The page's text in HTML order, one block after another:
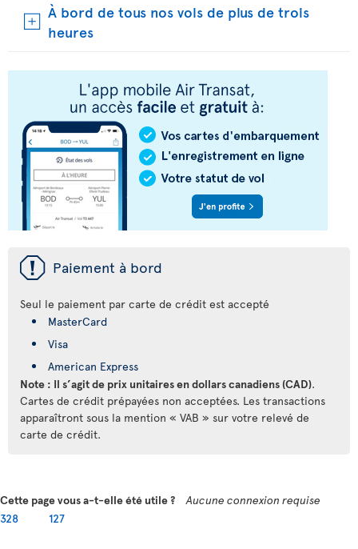
À bord de tous nos vols de plus de trois
heures
ü Paiement à bord
Seul le paiement par carte de crédit est accepté
MasterCard
Visa
American Express
Note : Il s’agit de prix unitaires en dollars canadiens (CAD).
Cartes de crédit prépayées non acceptées. Les transactions
apparaîtront sous la mention « VAB » sur votre relevé de
carte de crédit.
Cette page vous a-t-elle été utile ?
Aucune connexion requise
328
127